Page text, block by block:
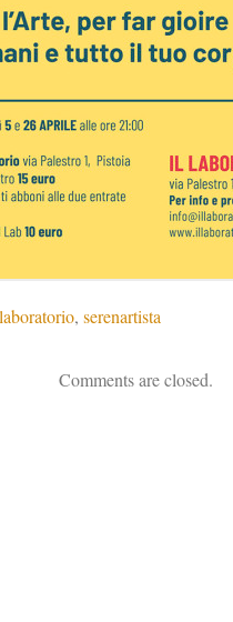
laboratorio, serenartista
Comments are closed.